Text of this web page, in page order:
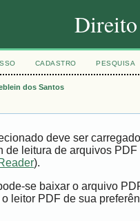
Direito
CADASTRO PESQUISA
dos Santos
deve ser
de leitura de arquivos
).
se baixar o arquivo
leitor PDF de sua